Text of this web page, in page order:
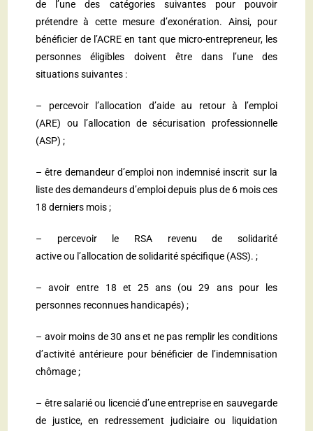
de l’une des catégories suivantes pour pouvoir
prétendre à cette mesure d’exonération. Ainsi, pour
bénéficier de l’ACRE en tant que micro-entrepreneur, les
personnes éligibles doivent être dans l’une des
situations suivantes :
– percevoir
l’allocation d’aide au retour à l’emploi
(ARE) ou
l’allocation de sécurisation professionnelle
(ASP) ;
– être demandeur d’emploi non indemnisé inscrit sur la
liste des demandeurs d’emploi depuis plus de 6 mois ces
18 derniers mois ;
– percevoir le RSA revenu de solidarité
active ou l’allocation de solidarité spécifique (ASS). ;
– avoir entre 18 et 25 ans (ou 29 ans pour les
personnes reconnues handicapés) ;
– avoir moins de 30 ans et ne pas remplir les conditions
d’activité antérieure pour bénéficier de l’indemnisation
chômage ;
– être salarié ou licencié d’une entreprise en sauvegarde
de justice, en redressement judiciaireou
liquidation